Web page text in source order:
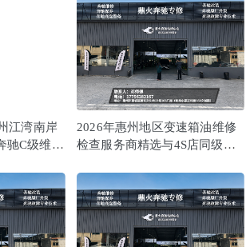
江湾南岸
驰C级维修
2026年惠州地区变速箱油维修
检查服务商精选与4S店同级体